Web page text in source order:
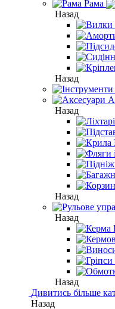
Рама
Назад
Назад
Назад
Назад
Назад
Назад
Дивитись більше
Назад